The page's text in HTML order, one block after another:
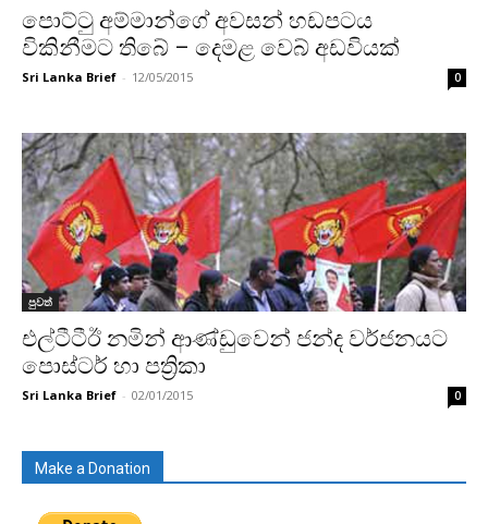
පොට්ටු අම්මාන්ගේ අවසන් හඩපටය
විකිනීමට තිබේ – දෙමළ වෙබ් අඩවියක්
Sri Lanka Brief - 12/05/2015 0
පුවත්
එල්ටීටීඊ නමින් ආණ්ඩුවෙන් ජන්ද වර්ජනයට
පොස්ටර් හා පත්‍රිකා
Sri Lanka Brief - 02/01/2015 0
Make a Donation